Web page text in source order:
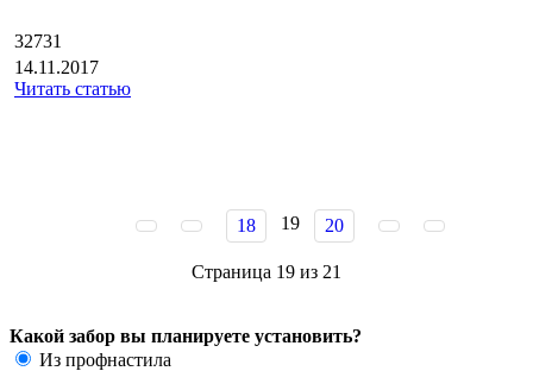
32731
14.11.2017
Читать статью
18 19 20
Страница 19 из 21
Какой забор вы планируете установить?
Из профнастила